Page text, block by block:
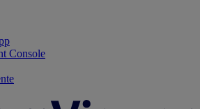
Console